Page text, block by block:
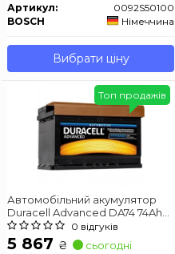
Артикул:
0092S50100
BOSCH
Німеччина
Вибрати ціну
Автомобільний акумулятор
Duracell Advanced DA74 74Ah
680A R+
0 відгуків
5 867 ₴ сьогодні
Топ продажів